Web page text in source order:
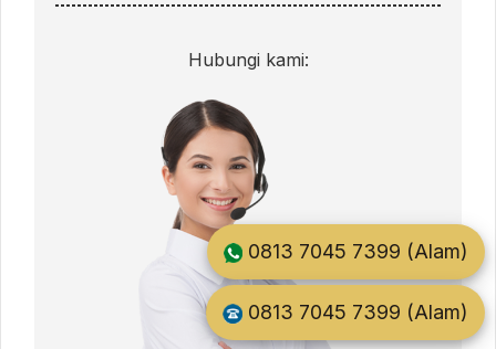
Hubungi kami:
0813 7045 7399 (Alam)
0813 7045 7399 (Alam)